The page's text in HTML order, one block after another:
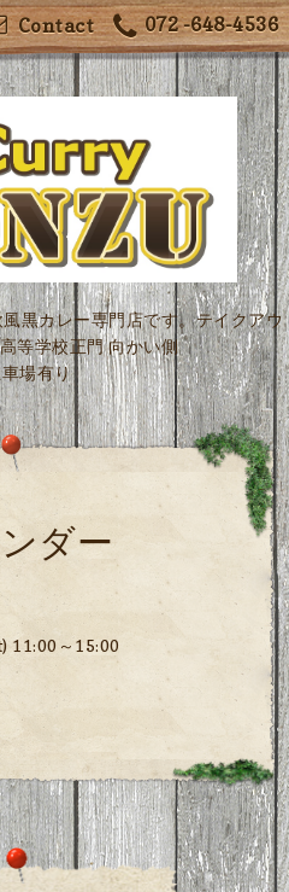
072 -648-4536
Contact
黒カレー専門店です。テイクアウ
等学校正門 向かい側
場有り
ダー
11:00～15:00